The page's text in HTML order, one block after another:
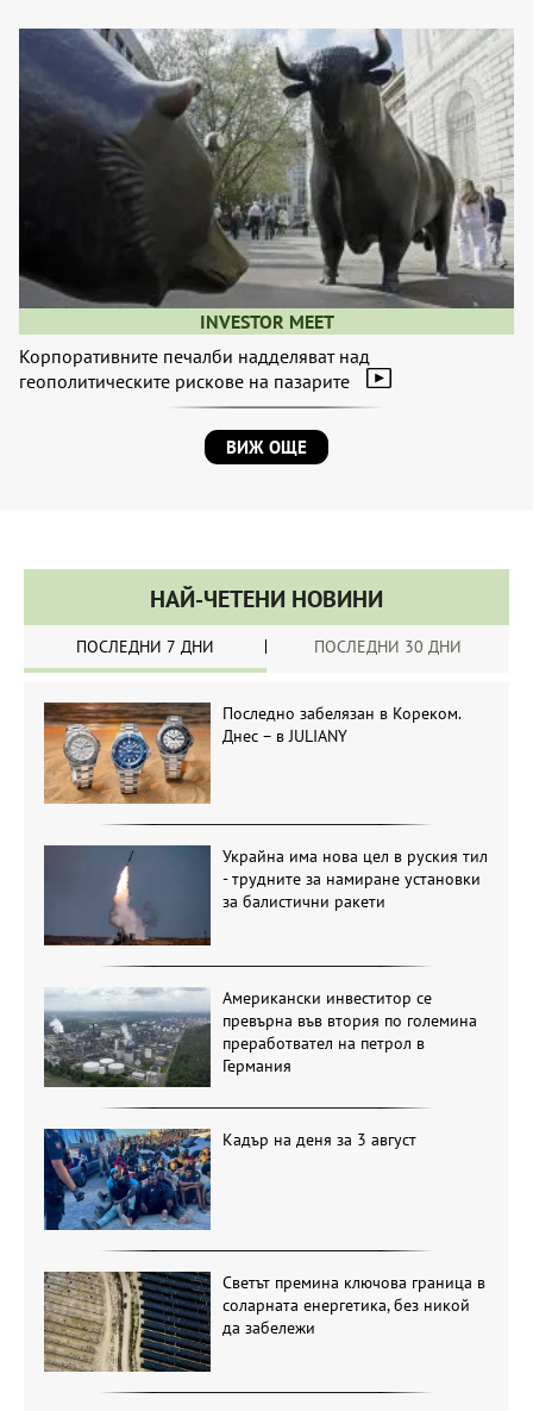
INVESTOR MEET
Корпоративните печалби надделяват над
геополитическите рискове на пазарите
ВИЖ ОЩЕ
НАЙ-ЧЕТЕНИ НОВИНИ
ПОСЛЕДНИ 7 ДНИ ПОСЛЕДНИ 30 ДНИ
Последно забелязан в Кореком.
Днес – в JULIANY
Украйна има нова цел в руския тил
- трудните за намиране установки
за балистични ракети
Американски инвеститор се
превърна във втория по големина
преработвател на петрол в
Германия
Кадър на деня за 3 август
Светът премина ключова граница в
соларната енергетика, без никой
да забележи